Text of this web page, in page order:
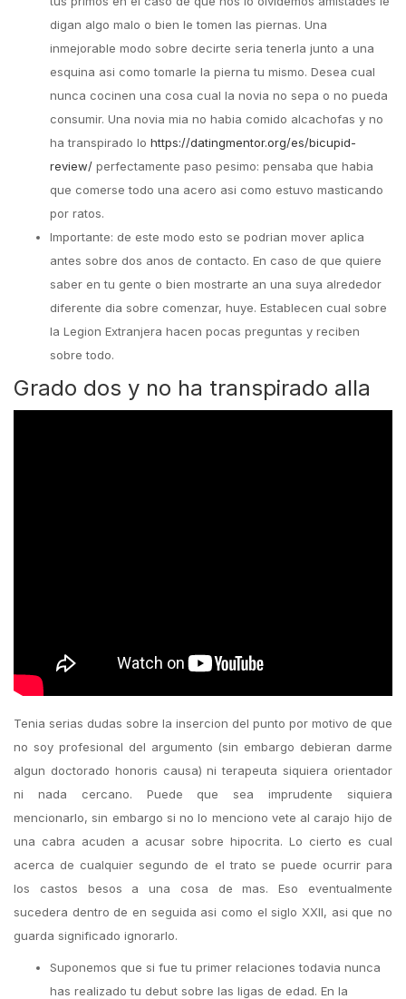
digan algo malo o bien le tomen las piernas. Una
inmejorable modo sobre decirte seria tenerla junto a una
esquina asi como tomarle la pierna tu mismo. Desea cual
nunca cocinen una cosa cual la novia no sepa o no pueda
consumir. Una novia mia no habia comido alcachofas y no
ha transpirado lo https://datingmentor.org/es/bicupid-
review/ perfectamente paso pesimo: pensaba que habia
que comerse todo una acero asi como estuvo masticando
por ratos.
Importante: de este modo esto se podrian mover aplica
antes sobre dos anos de contacto. En caso de que quiere
saber en tu gente o bien mostrarte an una suya alrededor
diferente dia sobre comenzar, huye. Establecen cual sobre
la Legion Extranjera hacen pocas preguntas y reciben
sobre todo.
Grado dos y no ha transpirado alla
Tenia serias dudas sobre la insercion del punto por motivo de que
no soy profesional del argumento (sin embargo debieran darme
algun doctorado honoris causa) ni terapeuta siquiera orientador
ni nada cercano. Puede que sea imprudente siquiera
mencionarlo, sin embargo si no lo menciono vete al carajo hijo de
una cabra acuden a acusar sobre hipocrita. Lo cierto es cual
acerca de cualquier segundo de el trato se puede ocurrir para
los castos besos a una cosa de mas. Eso eventualmente
sucedera dentro de en seguida asi como el siglo XXII, asi que no
guarda significado ignorarlo.
Suponemos que si fue tu primer relaciones todavia nunca
has realizado tu debut sobre las ligas de edad. En la